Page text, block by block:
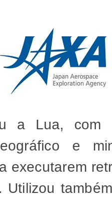
a Lua, com
e
executarem
Utilizou